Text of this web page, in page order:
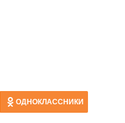
ОДНОКЛАССНИКИ